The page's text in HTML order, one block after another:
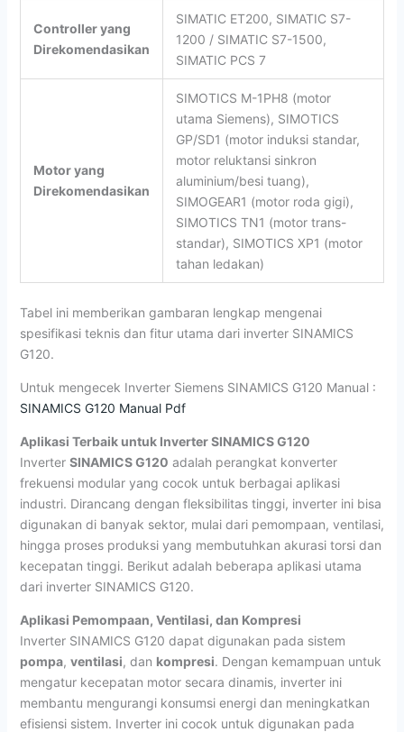
Controller yang
Direkomendasikan
SIMATIC ET200, SIMATIC S7-
1200 / SIMATIC S7-1500,
SIMATIC PCS 7
Motor yang
Direkomendasikan
SIMOTICS M-1PH8 (motor
utama Siemens), SIMOTICS
GP/SD1 (motor induksi standar,
motor reluktansi sinkron
aluminium/besi tuang),
SIMOGEAR1 (motor roda gigi),
SIMOTICS TN1 (motor trans-
standar), SIMOTICS XP1 (motor
tahan ledakan)
Tabel ini memberikan gambaran lengkap mengenai
spesifikasi teknis dan fitur utama dari inverter SINAMICS
G120.
Untuk mengecek Inverter Siemens SINAMICS G120 Manual :
SINAMICS G120 Manual Pdf
Aplikasi Terbaik untuk Inverter SINAMICS G120
Inverter SINAMICS G120 adalah perangkat konverter
frekuensi modular yang cocok untuk berbagai aplikasi
industri. Dirancang dengan fleksibilitas tinggi, inverter ini bisa
digunakan di banyak sektor, mulai dari pemompaan, ventilasi,
hingga proses produksi yang membutuhkan akurasi torsi dan
kecepatan tinggi. Berikut adalah beberapa aplikasi utama
dari inverter SINAMICS G120.
Aplikasi Pemompaan, Ventilasi, dan Kompresi
Inverter SINAMICS G120 dapat digunakan pada sistem
pompa, ventilasi, dan kompresi. Dengan kemampuan untuk
mengatur kecepatan motor secara dinamis, inverter ini
membantu mengurangi konsumsi energi dan meningkatkan
efisiensi sistem. Inverter ini cocok untuk digunakan pada